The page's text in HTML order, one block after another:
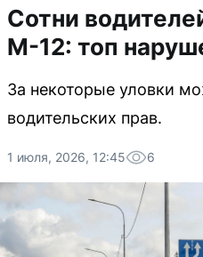
Сотни
М-12: топ
За некоторые уловки
водительских прав.
1 июля, 2026, 12:45 6